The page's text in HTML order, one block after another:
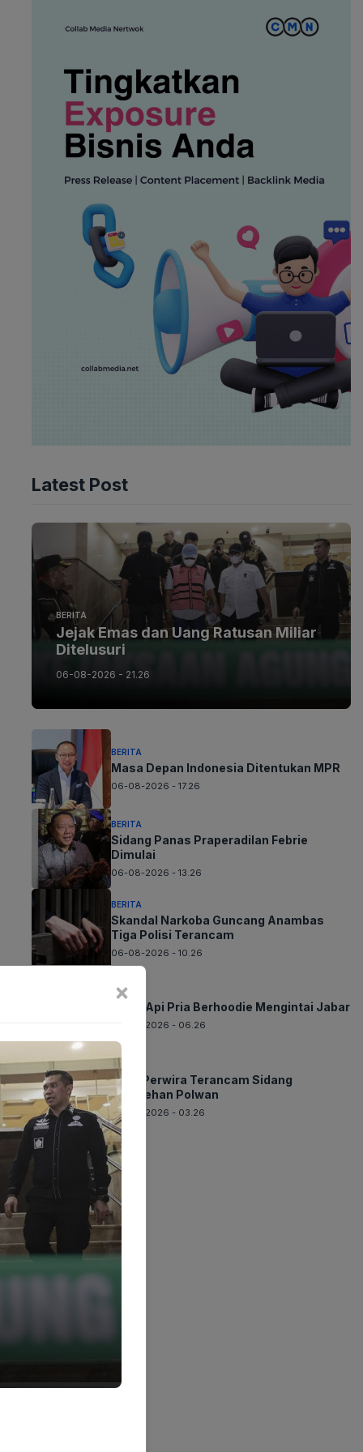
Latest Post
BERITA
Jejak Emas dan Uang Ratusan Miliar
Ditelusuri
06-08-2026 - 21.26
BERITA
Masa Depan Indonesia Ditentukan MPR
06-08-2026 - 17.26
BERITA
Sidang Panas Praperadilan Febrie
Dimulai
06-08-2026 - 13.26
BERITA
Skandal Narkoba Guncang Anambas
Tiga Polisi Terancam
06-08-2026 - 10.26
BERITA
Teror Api Pria Berhoodie Mengintai Jabar
06-08-2026 - 06.26
BERITA
Karir Perwira Terancam Sidang
Pelecehan Polwan
06-08-2026 - 03.26
×